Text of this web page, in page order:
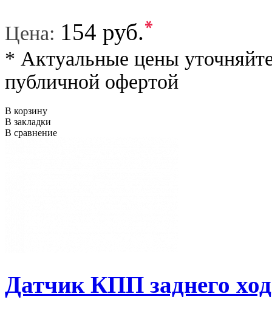
Цена: 154 руб.*
* Актуальные цены
публичной офертой
В корзину
В закладки
В сравнение
Датчик КПП заднего